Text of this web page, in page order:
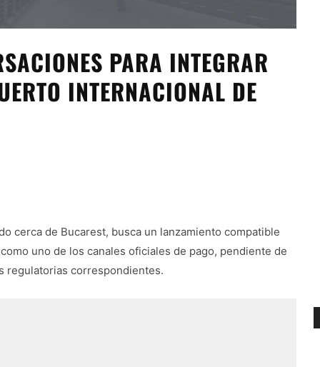
PARA INTEGRAR
INTERNACIONAL DE
cerca de Bucarest, busca un lanzamiento compatible
uno de los canales oficiales de pago, pendiente de
regulatorias correspondientes.